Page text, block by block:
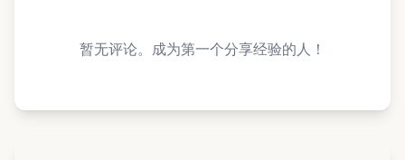
暂无评论。成为第一个分享经验的人！